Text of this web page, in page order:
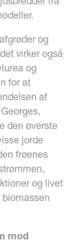
og
virker også
og
for at
af
den øverste
jorde
frøenes
og livet
mod